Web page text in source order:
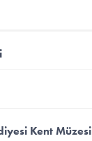
Kent Müzesi